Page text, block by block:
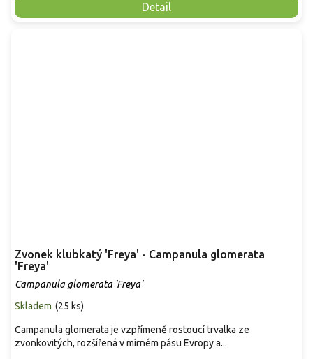
Detail
Zvonek klubkatý 'Freya' - Campanula glomerata
'Freya'
Campanula glomerata 'Freya'
Skladem (25 ks)
Campanula glomerata je vzpřímeně rostoucí trvalka ze
zvonkovitých, rozšířená v mírném pásu Evropy a...